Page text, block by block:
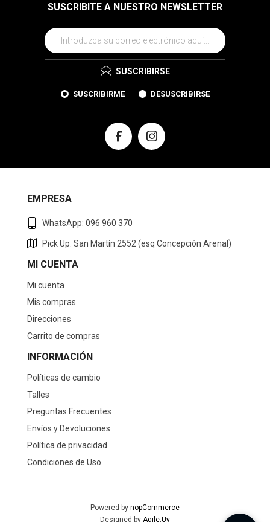
SUSCRIBITE A NUESTRO NEWSLETTER
SUSCRIBIRSE
SUSCRIBIRME DESUSCRIBIRSE
EMPRESA
WhatsApp: 096 960 370
Pick Up: San Martín 2552 (esq Concepción Arenal)
MI CUENTA
Mi cuenta
Mis compras
Direcciones
Carrito de compras
INFORMACIÓN
Políticas de cambio
Talles
Preguntas Frecuentes
Envíos y Devoluciones
Política de privacidad
Condiciones de Uso
Powered by nopCommerce
Designed by Agile.Uy